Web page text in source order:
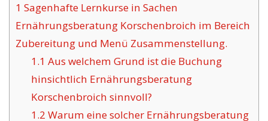
1 Sagenhafte Lernkurse in Sachen
Ernährungsberatung Korschenbroich im Bereich
Zubereitung und Menü Zusammenstellung.
1.1 Aus welchem Grund ist die Buchung
hinsichtlich Ernährungsberatung
Korschenbroich sinnvoll?
1.2 Warum eine solcher Ernährungsberatung